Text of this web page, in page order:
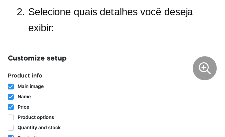
Selecione quais detalhes você deseja
exibir: